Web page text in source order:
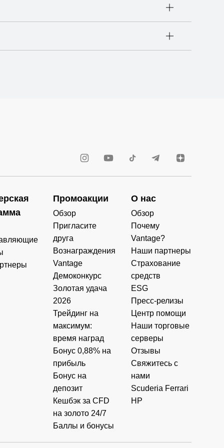
Промоакции
Обзор
Пригласите
друга
Вознаграждения
Vantage
Демоконкурс
Золотая удача
2026
Трейдинг на
максимум:
время наград
Бонус 0,88% на
прибыль
Бонус на
депозит
Кешбэк за CFD
на золото 24/7
Баллы и бонусы
О нас
Обзор
Почему
Vantage?
Наши партнеры
Страхование
средств
ESG
Пресс-релизы
Центр помощи
Наши торговые
серверы
Отзывы
Свяжитесь с
нами
Scuderia Ferrari
HP